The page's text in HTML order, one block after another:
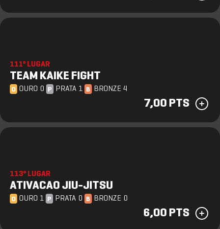
111º LUGAR
TEAM KAIKE FIGHT
O OURO 0 P PRATA 1 B BRONZE 4
7,00 PTS
113º LUGAR
ATIVACAO JIU-JITSU
O OURO 1 P PRATA 0 B BRONZE 0
6,00 PTS